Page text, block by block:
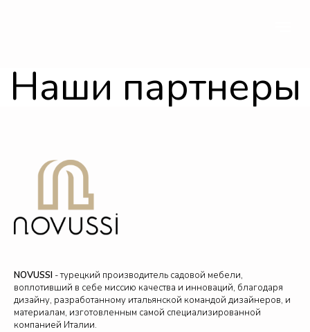
Наши партнеры
NOVUSSI - турецкий производитель садовой мебели,
воплотивший в себе миссию качества и инноваций, благодаря
дизайну, разработанному итальянской командой дизайнеров, и
материалам, изготовленным самой специализированной
компанией Италии.